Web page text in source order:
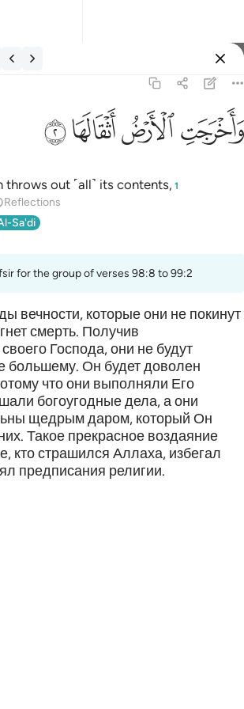
ﱺﱻﱼﱽ
throws out ˹all˺ its contents, 1
Reflections
Sa'di
for the group of verses 98:8 to 99:2
вечности, которые они не покинут
смерть. Получив
Господа, они не будут
большему. Он будет доволен
что они выполняли Его
богоугодные дела, а они
щедрым даром, который Он
Такое прекрасное воздаяние
кто страшился Аллаха, избегал
предписания религии.